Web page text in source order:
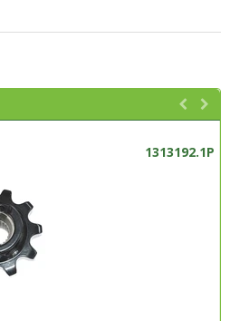
1313192.1P